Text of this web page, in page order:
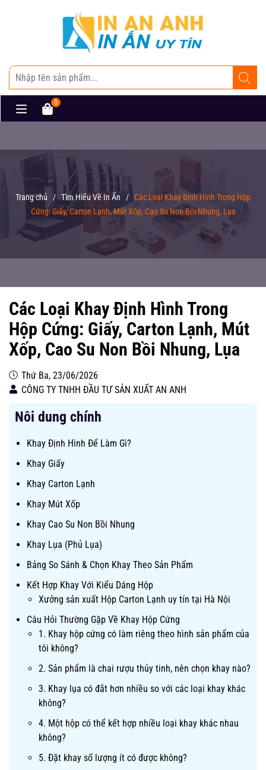
0
Trang chủ / Tìm Hiểu Về In Ấn / Các Loại Khay Định Hình Trong Hộp
Cứng: Giấy, Carton Lạnh, Mút Xốp, Cao Su Non Bồi Nhung, Lụa
Các Loại Khay Định Hình Trong
Hộp Cứng: Giấy, Carton Lạnh, Mút
Xốp, Cao Su Non Bồi Nhung, Lụa
Thứ Ba, 23/06/2026
CÔNG TY TNHH ĐẦU TƯ SẢN XUẤT AN ANH
Nôi dung chính
Khay Định Hình Để Làm Gì?
Khay Giấy
Khay Carton Lạnh
Khay Mút Xốp
Khay Cao Su Non Bồi Nhung
Khay Lụa (Phủ Lụa)
Bảng So Sánh & Chọn Khay Theo Sản Phẩm
Kết Hợp Khay Với Kiểu Dáng Hộp
Xưởng sản xuất Hộp Carton Lạnh uy tín tại Hà Nội
Câu Hỏi Thường Gặp Về Khay Hộp Cứng
1. Khay hộp cứng có làm riêng theo hình sản phẩm của
tôi không?
2. Sản phẩm là chai rượu thủy tinh, nên chọn khay nào?
3. Khay lụa có đắt hơn nhiều so với các loại khay khác
không?
4. Một hộp có thể kết hợp nhiều loại khay khác nhau
không?
5. Đặt khay số lượng ít có được không?